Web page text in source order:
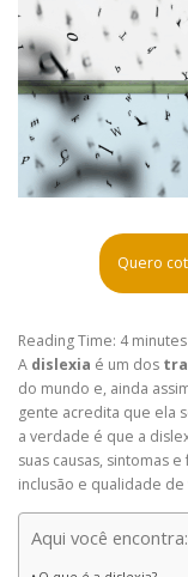
Quero
Reading Time: 4 minutes
A dislexia é um dos
do mundo e, ainda
gente acredita que ela
a verdade é que a
suas causas, sintomas
inclusão e qualidade de
Aqui você encontra: